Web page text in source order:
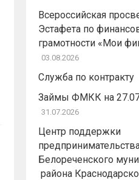
Всероссийская
Эстафета по
грамотности «Мои
03.08.2026
Служба по контракту
Займы ФМКК на
31.07.2026
Центр поддержки
Белореченского
района